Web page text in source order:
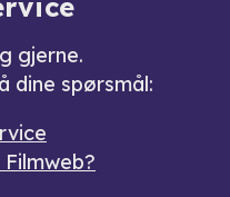
gjerne.
dine spørsmål: